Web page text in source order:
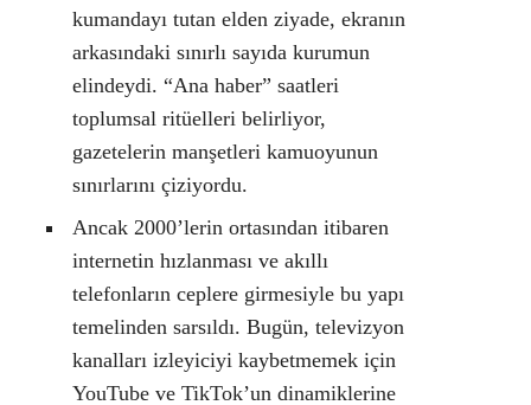
kumandayı tutan elden ziyade, ekranın
arkasındaki sınırlı sayıda kurumun
elindeydi. “Ana haber” saatleri
toplumsal ritüelleri belirliyor,
gazetelerin manşetleri kamuoyunun
sınırlarını çiziyordu.
Ancak 2000’lerin ortasından itibaren
internetin hızlanması ve akıllı
telefonların ceplere girmesiyle bu yapı
temelinden sarsıldı. Bugün, televizyon
kanalları izleyiciyi kaybetmemek için
YouTube ve TikTok’un dinamiklerine